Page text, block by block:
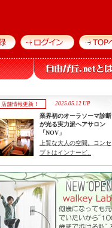
店舗情報更新！ 2025.05.12 UP
業界初のオーラソーマ診断
が光る実力派ヘアサロン
「NOV」
上質な大人の空間。コンセ
プトはインナービ..